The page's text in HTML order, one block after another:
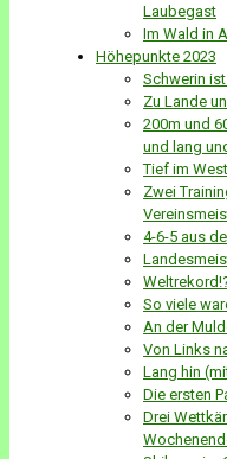
Laubegast
Im Wald in
Höhepunkte 2023
Schwerin
Zu Lande
200m und
und lang
Tief im
Zwei
4-6-5 aus
So viele
An der
Von Links
Lang hin
Die ersten
Drei